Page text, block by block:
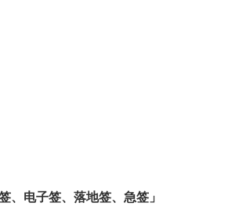
、电子签、落地签、急签」